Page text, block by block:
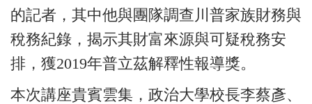
的記者，其中他與團隊調查川普家族財務與
稅務紀錄，揭示其財富來源與可疑稅務安
排，獲2019年普立茲解釋性報導獎。
本次講座貴賓雲集，政治大學校長李蔡彥、